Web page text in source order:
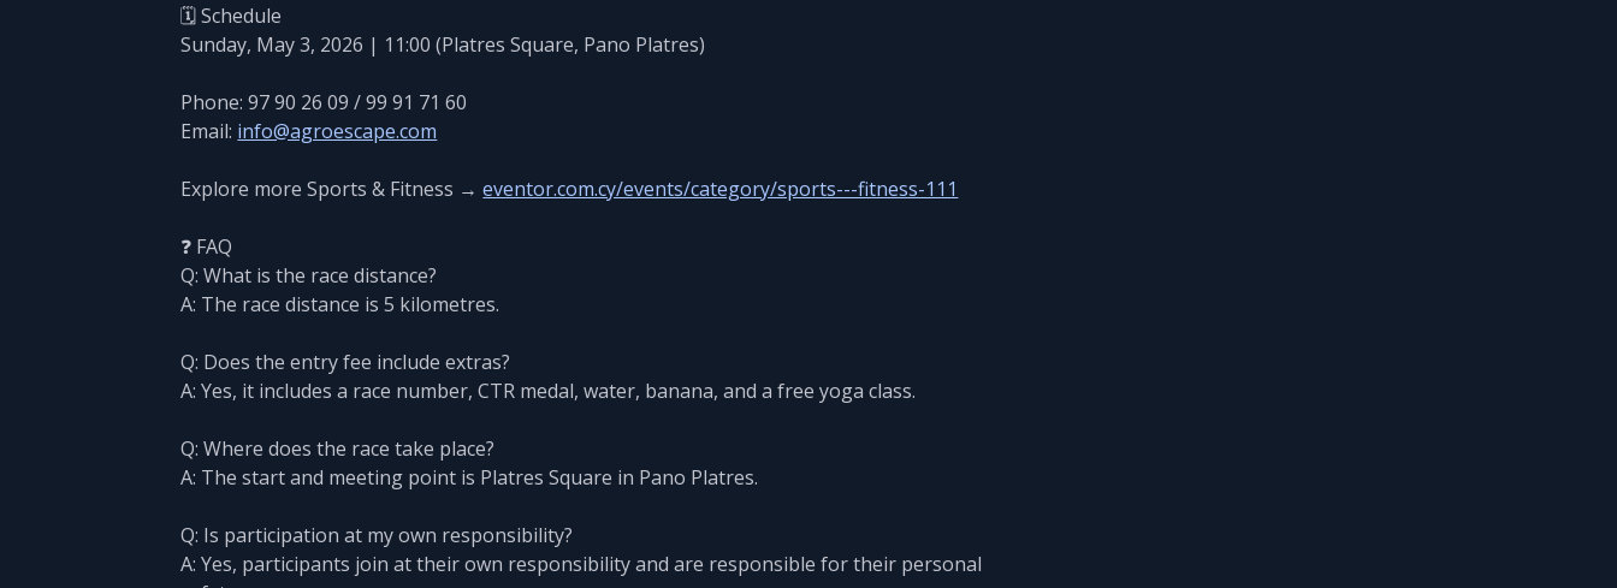
🗓️ Schedule
Sunday, May 3, 2026 | 11:00 (Platres Square, Pano Platres)
Phone: 97 90 26 09 / 99 91 71 60
Email: info@agroescape.com
Explore more Sports & Fitness →eventor.com.cy/events/category/sports---fitness-111
❓ FAQ
Q: What is the race distance?
A: The race distance is 5 kilometres.
Q: Does the entry fee include extras?
A: Yes, it includes a race number, CTR medal, water, banana, and a free yoga class.
Q: Where does the race take place?
A: The start and meeting point is Platres Square in Pano Platres.
Q: Is participation at my own responsibility?
A: Yes, participants join at their own responsibility and are responsible for their personal